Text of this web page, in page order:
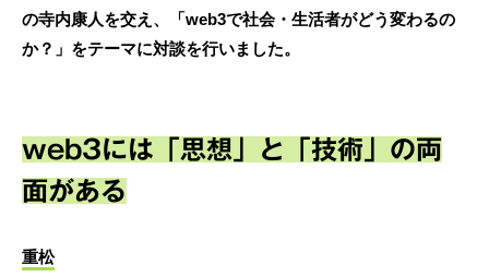
の寺内康人を交え、「web3で社会・生活者がどう変わるの
か？」をテーマに対談を行いました。
web3には「思想」と「技術」の両
面がある
重松